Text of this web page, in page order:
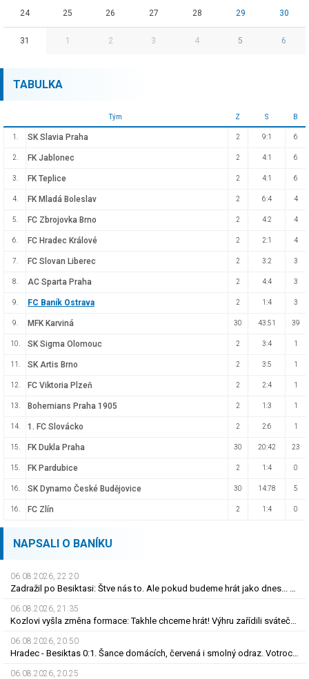
24 25 26 27 28 29 30
31 1 2 3 4 5 6
TABULKA
Tým Z S B
1. SK Slavia Praha 2 9:1 6
2. FK Jablonec 2 4:1 6
3. FK Teplice 2 4:1 6
4. FK Mladá Boleslav 2 6:4 4
5. FC Zbrojovka Brno 2 4:2 4
6. FC Hradec Králové 2 2:1 4
7. FC Slovan Liberec 2 3:2 3
8. AC Sparta Praha 2 4:4 3
9. FC Baník Ostrava 2 1:4 3
9. MFK Karviná 30 43:51 39
10. SK Sigma Olomouc 2 3:4 1
11. SK Artis Brno 2 3:5 1
12. FC Viktoria Plzeň 2 2:4 1
13. Bohemians Praha 1905 2 1:3 1
14. 1. FC Slovácko 2 2:6 1
15. FK Dukla Praha 30 20:42 23
15. FK Pardubice 2 1:4 0
16. SK Dynamo České Budějovice 30 14:78 5
16. FC Zlín 2 1:4 0
NAPSALI O BANÍKU
06.08.2026, 22.20
Zadražil po Besiktasi: Štve nás to. Ale pokud budeme hrát jako dnes... Co se stalo u gólu?
06.08.2026, 21.35
Kozlovi vyšla změna formace: Takhle chceme hrát! Výhru zařídili sváteční hlavičkáři
06.08.2026, 20.50
Hradec - Besiktas 0:1. Šance domácích, červená i smolný odraz. Votroci budou dotahovat
06.08.2026, 20.25